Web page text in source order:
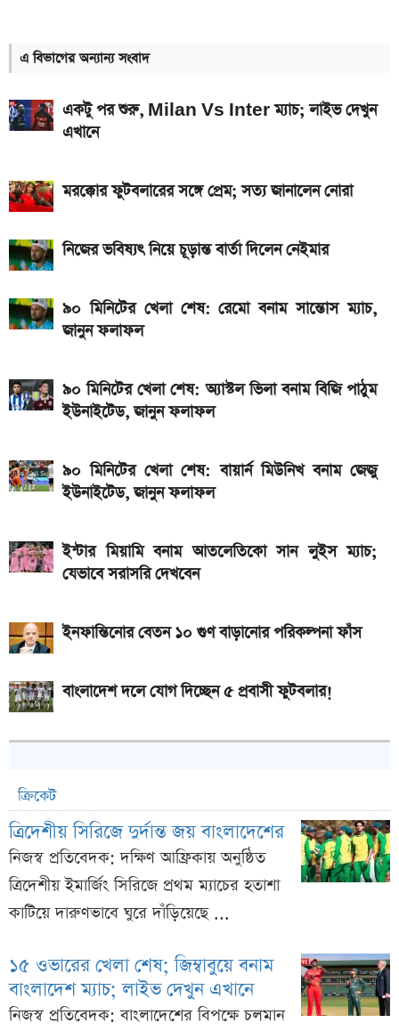
সরাসরি দেখবেন
২০৪০ সালে বাংলাদেশে এক ভরি স্বর্ণের দাম কত হতে পারে
৫ আগস্ট পোশাক কারখানা খোলা থাকবে, নাকি ছুটি? যা জানা
মঙ্গলবার টানা ৭ ঘণ্টা বিদ্যুৎ থাকবে না যেসব এলাকায়
৯০ মিনিটের খেলা শেষ: রেমো বনাম সান্তোস ম্যাচ, জানুন
ফলাফল
২০২৬ সালের সরকারি ছুটির তালিকা প্রকাশ, দেখে নিন সব
তারিখ
২ বছর পিছিয়ে যেতে পারে নবম জাতীয় পে-স্কেল
৯০ মিনিটের খেলা শেষ: বায়ার্ন মিউনিখ বনাম জেজু ইউনাইটেড,
জানুন ফলাফল
এ বিভাগের অন্যান্য সংবাদ
একটু পর শুরু, Milan Vs Inter ম্যাচ; লাইভ দেখুন
এখানে
মরক্কোর ফুটবলারের সঙ্গে প্রেম; সত্য জানালেন নোরা
নিজের ভবিষ্যৎ নিয়ে চূড়ান্ত বার্তা দিলেন নেইমার
৯০ মিনিটের খেলা শেষ: রেমো বনাম সান্তোস ম্যাচ,
জানুন ফলাফল
৯০ মিনিটের খেলা শেষ: অ্যাস্টল ভিলা বনাম বিজি পাঠুম
ইউনাইটেড, জানুন ফলাফল
৯০ মিনিটের খেলা শেষ: বায়ার্ন মিউনিখ বনাম জেজু
ইউনাইটেড, জানুন ফলাফল
ইন্টার মিয়ামি বনাম আতলেতিকো সান লুইস ম্যাচ;
যেভাবে সরাসরি দেখবেন
ইনফান্তিনোর বেতন ১০ গুণ বাড়ানোর পরিকল্পনা ফাঁস
বাংলাদেশ দলে যোগ দিচ্ছেন ৫ প্রবাসী ফুটবলার!
ক্রিকেট
ত্রিদেশীয় সিরিজে দুর্দান্ত জয় বাংলাদেশের
নিজস্ব প্রতিবেদক: দক্ষিণ আফ্রিকায় অনুষ্ঠিত
ত্রিদেশীয় ইমার্জিং সিরিজে প্রথম ম্যাচের হতাশা
কাটিয়ে দারুণভাবে ঘুরে দাঁড়িয়েছে ...
১৫ ওভারের খেলা শেষ; জিম্বাবুয়ে বনাম
বাংলাদেশ ম্যাচ; লাইভ দেখুন এখানে
নিজস্ব প্রতিবেদক: বাংলাদেশের বিপক্ষে চলমান